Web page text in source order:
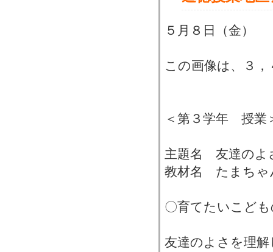
５月８日（金）
この画像は、３
＜第３学年 授業
主題名 友達のよ
教材名 たまちゃ
〇育てたいこど
友達のよさを理